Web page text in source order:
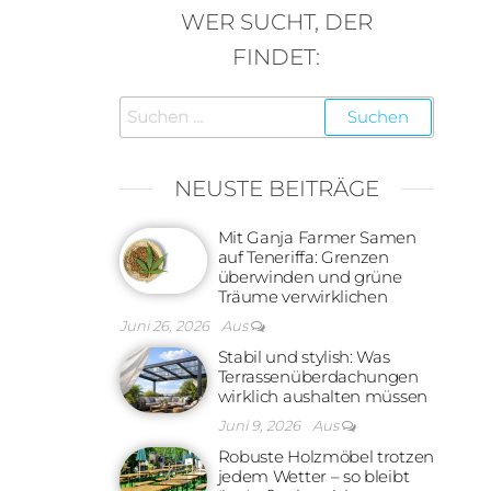
WER SUCHT, DER
FINDET:
Suchen
nach:
NEUSTE BEITRÄGE
Mit Ganja Farmer Samen
auf Teneriffa: Grenzen
überwinden und grüne
Träume verwirklichen
Juni 26, 2026 Aus
Stabil und stylish: Was
Terrassenüberdachungen
wirklich aushalten müssen
Juni 9, 2026 Aus
Robuste Holzmöbel trotzen
jedem Wetter – so bleibt